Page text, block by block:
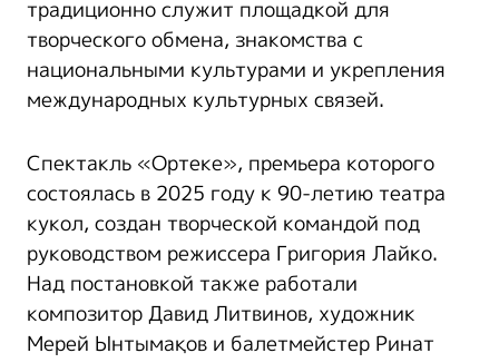
традиционно служит площадкой для
творческого обмена, знакомства с
национальными культурами и укрепления
международных культурных связей.
Спектакль «Ортеке», премьера которого
состоялась в 2025 году к 90-летию театра
кукол, создан творческой командой под
руководством режиссера Григория Лайко.
Над постановкой также работали
композитор Давид Литвинов, художник
Мерей Ынтымақов и балетмейстер Ринат